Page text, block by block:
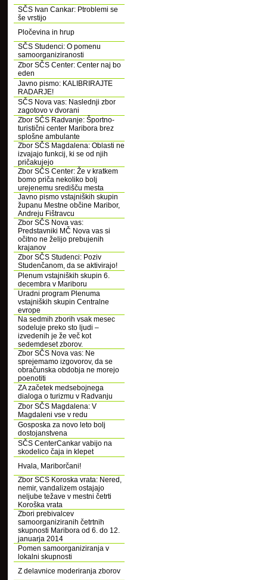
SČS Ivan Cankar: Ptroblemi se
še vrstijo
Pločevina in hrup
SČS Studenci: O pomenu
samoorganiziranosti
Zbor SČS Center: Center naj bo
eden
Javno pismo: KALIBRIRAJTE
RADARJE!
SČS Nova vas: Naslednji zbor
zagotovo v dvorani
Zbor SČS Radvanje: Športno-
turistični center Maribora brez
splošne ambulante
Zbor SČS Magdalena: Oblasti ne
izvajajo funkcij, ki se od njih
pričakujejo
Zbor SČS Center: Že v kratkem
bomo priča nekoliko bolj
urejenemu središču mesta
Javno pismo vstajniških skupin
županu Mestne občine Maribor,
Andreju Fištravcu
Zbor SČS Nova vas:
Predstavniki MČ Nova vas si
očitno ne želijo prebujenih
krajanov
Zbor SČS Studenci: Poziv
Studenčanom, da se aktivirajo!
Plenum vstajniških skupin 6.
decembra v Mariboru
Uradni program Plenuma
vstajniških skupin Centralne
evrope
Na sedmih zborih vsak mesec
sodeluje preko sto ljudi –
izvedenih je že več kot
sedemdeset zborov.
Zbor SČS Nova vas: Ne
sprejemamo izgovorov, da se
obračunska obdobja ne morejo
poenotiti
ZA začetek medsebojnega
dialoga o turizmu v Radvanju
Zbor SČS Magdalena: V
Magdaleni vse v redu
Gosposka za novo leto bolj
dostojanstvena
SČS CenterCankar vabijo na
skodelico čaja in klepet
Hvala, Mariborčani!
Zbor SCS Koroska vrata: Nered,
nemir, vandalizem ostajajo
neljube težave v mestni četrti
Koroška vrata
Zbori prebivalcev
samoorganiziranih četrtnih
skupnosti Maribora od 6. do 12.
januarja 2014
Pomen samoorganiziranja v
lokalni skupnosti
Z delavnice moderiranja zborov